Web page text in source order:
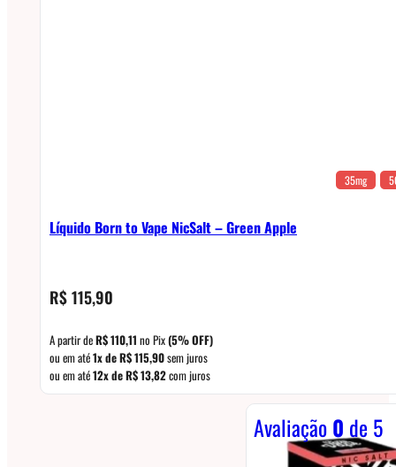
35mg
Líquido Born to Vape NicSalt – Green Apple
R$115,90
A partir deR$110,11 no Pix(5% OFF)
ou em até1x deR$115,90sem juros
ou em até12x deR$13,82com juros
Avaliação0 de 5